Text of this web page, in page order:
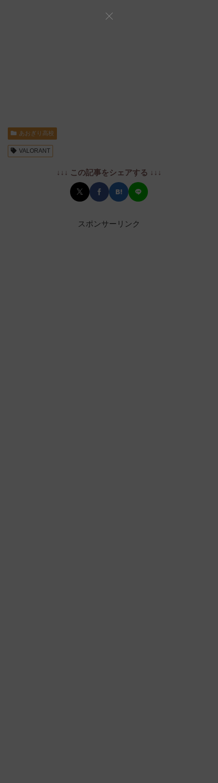
あおぎり高校
VALORANT
↓↓↓ この記事をシェアする ↓↓↓
スポンサーリンク